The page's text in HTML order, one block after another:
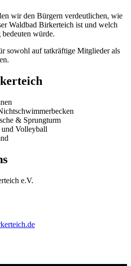
wir den Bürgern verdeutlichen, wie
Waldbad Birkerteich ist und welch
würde.
sowohl auf tatkräftige Mitglieder als
& Sprungturm
Volleyball
e.V.